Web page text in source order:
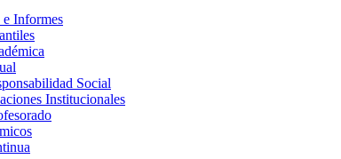
Informes
Social
Institucionales